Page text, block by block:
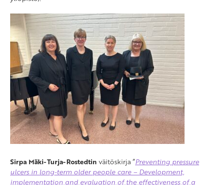
Sirpa Mäki-Turja-Rostedtin väitöskirja ”Preventing pressure
ulcers in long-term older people care – Development,
implementation and evaluation of the effectiveness of a